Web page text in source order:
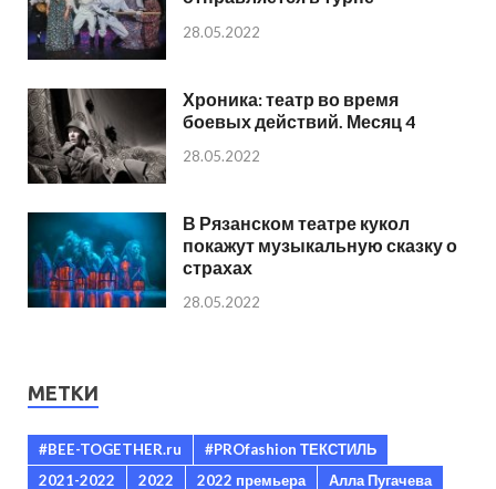
28.05.2022
Хроника: театр во время
боевых действий. Месяц 4
28.05.2022
В Рязанском театре кукол
покажут музыкальную сказку о
страхах
28.05.2022
МЕТКИ
#BEE-TOGETHER.ru
#PROfashion ТЕКСТИЛЬ
2021-2022
2022 2022 премьера
Алла Пугачева